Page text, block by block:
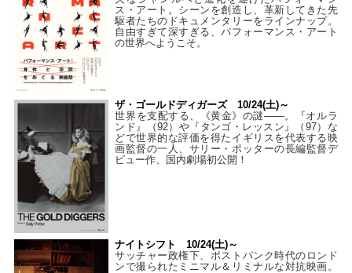
ス・アート。シーンを創造し、革新してきた先
駆者たちのドキュメンタリーをラインナップ。
自由すぎて深すぎる、パフォーマンス・アート
の世界へようこそ。
ザ・ゴールドディガーズ 10/24(土)～
世界を支配する、《黄金》の謎――。『オルラ
ンド』（92）や『タンゴ・レッスン』（97）な
どで世界的な評価を得たイギリスを代表する映
画監督の一人、サリー・ポッターの長編監督デ
ビュー作、国内劇場初公開！
ナイトシフト 10/24(土)～
サッチャー政権下、ポストパンク時代のロンド
ンで撮られたミニマル＆リミナルな対抗映画。